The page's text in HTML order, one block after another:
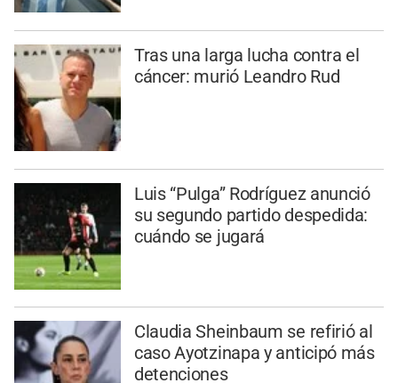
Tras una larga lucha contra el
cáncer: murió Leandro Rud
Luis “Pulga” Rodríguez anunció
su segundo partido despedida:
cuándo se jugará
Claudia Sheinbaum se refirió al
caso Ayotzinapa y anticipó más
detenciones